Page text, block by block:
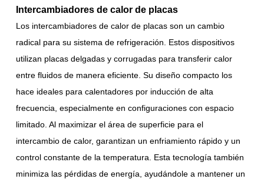
Intercambiadores de calor de placas
Los intercambiadores de calor de placas son un cambio
radical para su sistema de refrigeración. Estos dispositivos
utilizan placas delgadas y corrugadas para transferir calor
entre fluidos de manera eficiente. Su diseño compacto los
hace ideales para calentadores por inducción de alta
frecuencia, especialmente en configuraciones con espacio
limitado. Al maximizar el área de superficie para el
intercambio de calor, garantizan un enfriamiento rápido y un
control constante de la temperatura. Esta tecnología también
minimiza las pérdidas de energía, ayudándole a mantener un